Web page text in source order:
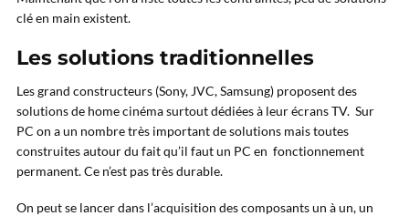
clé en main existent.
Les solutions traditionnelles
Les grand constructeurs (Sony, JVC, Samsung) proposent des
solutions de home cinéma surtout dédiées à leur écrans TV. Sur
PC on a un nombre très important de solutions mais toutes
construites autour du fait qu’il faut un PC en fonctionnement
permanent. Ce n’est pas très durable.
On peut se lancer dans l’acquisition des composants un à un, un